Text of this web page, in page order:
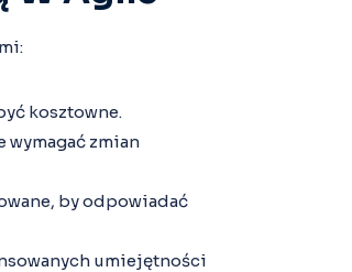
kosztowne.
wymagać zmian
by odpowiadać
umiejętności